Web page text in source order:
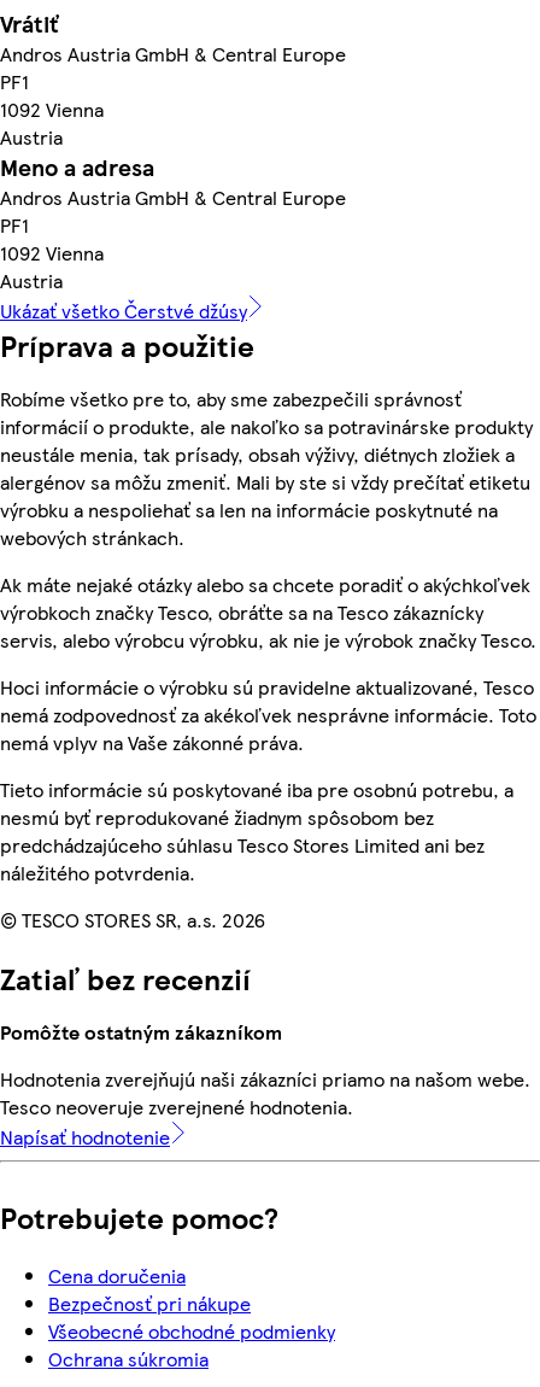
Vrátiť
Andros Austria GmbH & Central Europe
PF1
1092 Vienna
Austria
Meno a adresa
Andros Austria GmbH & Central Europe
PF1
1092 Vienna
Austria
Ukázať všetko Čerstvé džúsy
Príprava a použitie
Robíme všetko pre to, aby sme zabezpečili správnosť
informácií o produkte, ale nakoľko sa potravinárske produkty
neustále menia, tak prísady, obsah výživy, diétnych zložiek a
alergénov sa môžu zmeniť. Mali by ste si vždy prečítať etiketu
výrobku a nespoliehať sa len na informácie poskytnuté na
webových stránkach.
Ak máte nejaké otázky alebo sa chcete poradiť o akýchkoľvek
výrobkoch značky Tesco, obráťte sa na Tesco zákaznícky
servis, alebo výrobcu výrobku, ak nie je výrobok značky Tesco.
Hoci informácie o výrobku sú pravidelne aktualizované, Tesco
nemá zodpovednosť za akékoľvek nesprávne informácie. Toto
nemá vplyv na Vaše zákonné práva.
Tieto informácie sú poskytované iba pre osobnú potrebu, a
nesmú byť reprodukované žiadnym spôsobom bez
predchádzajúceho súhlasu Tesco Stores Limited ani bez
náležitého potvrdenia.
© TESCO STORES SR, a.s. 2026
Zatiaľ bez recenzií
Pomôžte ostatným zákazníkom
Hodnotenia zverejňujú naši zákazníci priamo na našom webe.
Tesco neoveruje zverejnené hodnotenia.
Napísať hodnotenie
Potrebujete pomoc?
Cena doručenia
Bezpečnosť pri nákupe
Všeobecné obchodné podmienky
Ochrana súkromia